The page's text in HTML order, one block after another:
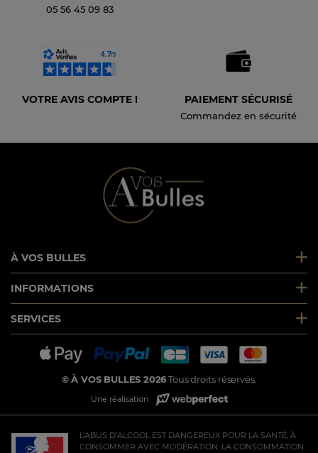
05 56 45 09 83
VOTRE AVIS COMPTE ! PAIEMENT SÉCURISÉ
Commandez en sécurité
À VOS BULLES
INFORMATIONS
SERVICES
© À VOS BULLES 2026Tous droits réservés.
Une réalisation
L’ABUS D’ALCOOL EST DANGEREUX POUR LA SANTÉ, À
CONSOMMER AVEC MODÉRATION. LA CONSOMMATION